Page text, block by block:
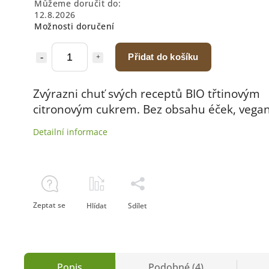
Můžeme doručit do:
12.8.2026
Možnosti doručení
Přidat do košíku
Zvýrazni chuť svých receptů BIO třtinovým
citronovým cukrem. Bez obsahu éček,
Detailní informace
Zeptat se Hlídat Sdílet